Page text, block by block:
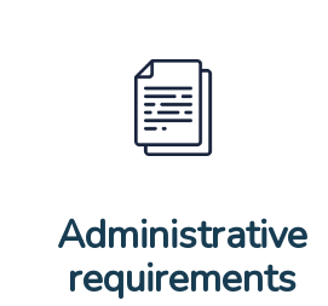
Administrative
requirements